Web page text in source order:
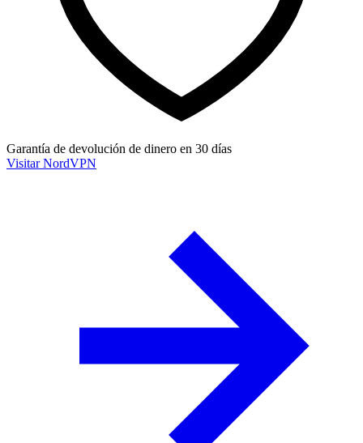
Garantía de devolución de dinero en 30 días
Visitar NordVPN